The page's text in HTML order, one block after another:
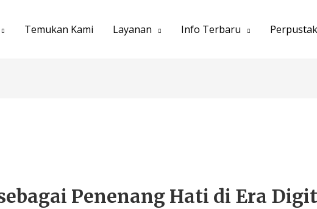
Temukan Kami Layanan Info Terbaru
Penenang Hati di Era